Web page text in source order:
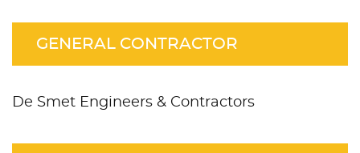
GENERAL CONTRACTOR
De Smet Engineers & Contractors